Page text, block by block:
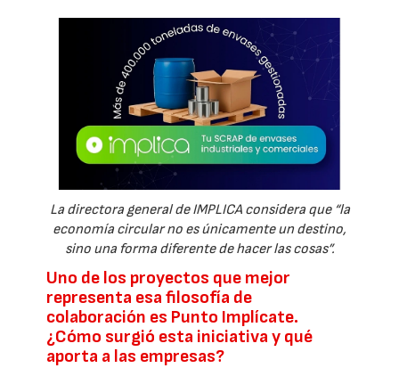
La directora general de IMPLICA considera que “la
economía circular no es únicamente un destino,
sino una forma diferente de hacer las cosas”.
Uno de los proyectos que mejor
representa esa filosofía de
colaboración es Punto Implícate.
¿Cómo surgió esta iniciativa y qué
aporta a las empresas?